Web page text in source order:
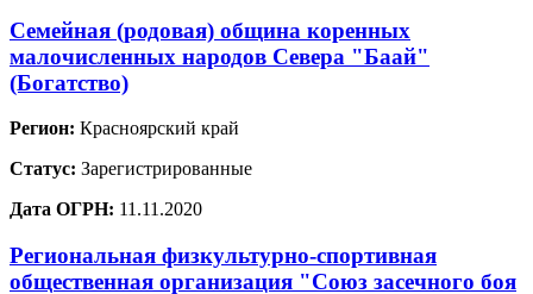
Семейная (родовая) община коренных
малочисленных народов Севера "Баай"
(Богатство)
Регион: Красноярский край
Статус: Зарегистрированные
Дата ОГРН: 11.11.2020
Региональная физкультурно-спортивная
общественная организация "Союз засечного боя